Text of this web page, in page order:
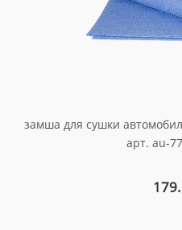
замша для сушки
арт. au-